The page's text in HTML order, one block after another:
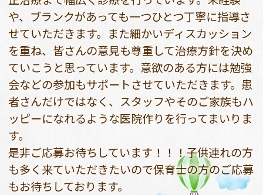
や、ブランクがあっても一つひとつ丁寧に指導さ
せていただきます。また細かいディスカッション
を重ね、皆さんの意見も尊重して治療方針を決め
ていこうと思っています。意欲のある方には勉強
会などの参加もサポートさせていただきます。患
者さんだけではなく、スタッフやそのご家族もハ
ッピーになれるような医院作りを行ってまいりま
す。
是非ご応募お待ちしています！！！子供連れの方
も多く来ていただきたいので保育士の方のご応募
もお待ちしております。